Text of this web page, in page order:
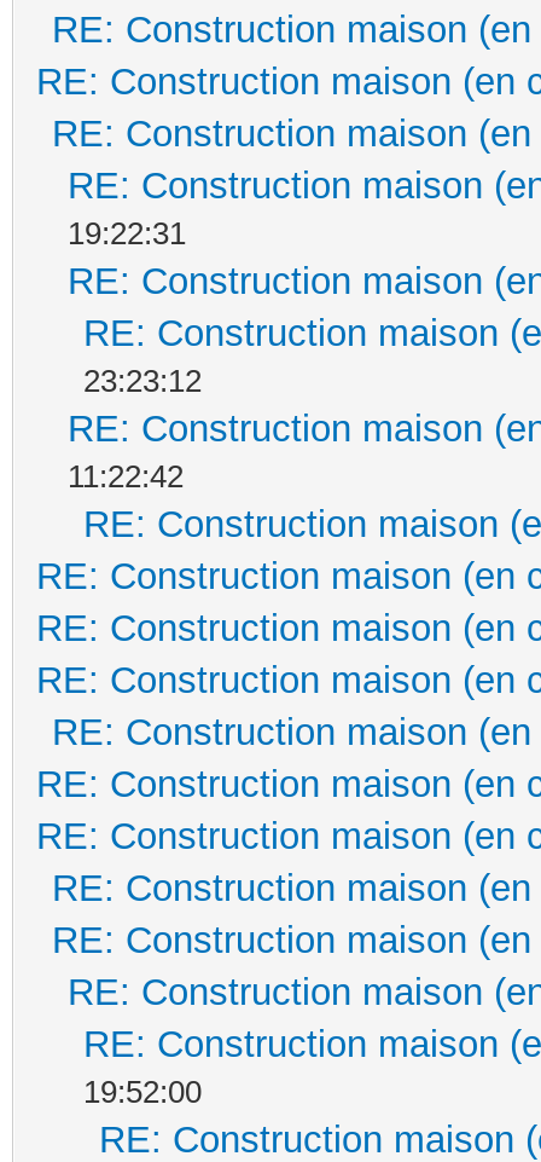
RE: Construction maison
RE: Construction maison (en
RE: Construction maison
RE: Construction maison
19:22:31
RE: Construction maison
RE: Construction maison
23:23:12
RE: Construction maison
11:22:42
RE: Construction maison
RE: Construction maison (en
RE: Construction maison (en
RE: Construction maison (en
RE: Construction maison
RE: Construction maison (en
RE: Construction maison (en
RE: Construction maison
RE: Construction maison
RE: Construction maison
RE: Construction maison
19:52:00
RE: Construction maison